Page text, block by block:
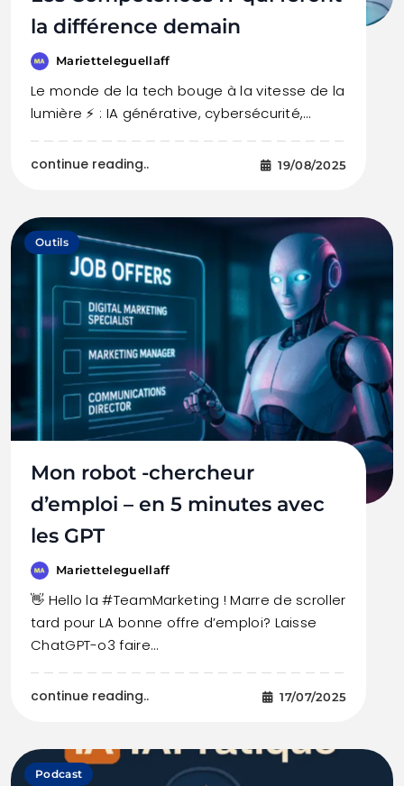
la différence demain
Marietteleguellaff
Le monde de la tech bouge à la vitesse de la
lumière ⚡ : IA générative, cybersécurité,…
continue reading.. 19/08/2025
Outils
Mon robot -chercheur
d’emploi – en 5 minutes avec
les GPT
Marietteleguellaff
👋 Hello la #TeamMarketing ! Marre de scroller
tard pour LA bonne offre d’emploi? Laisse
ChatGPT-o3 faire…
continue reading.. 17/07/2025
Podcast